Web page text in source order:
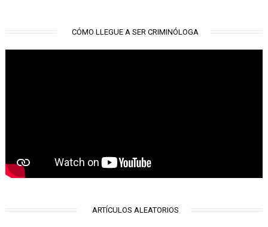
CÓMO LLEGUE A SER CRIMINÓLOGA
ARTÍCULOS ALEATORIOS